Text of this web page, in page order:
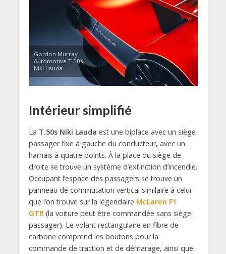
Gordon Murray
Automotive T.50s
Niki Lauda
Intérieur simplifié
La T.50s Niki Lauda est une biplace avec un siège
passager fixe à gauche du conducteur, avec un
harnais à quatre points. À la place du siège de
droite se trouve un système d’extinction d’incendie.
Occupant l’espace des passagers se trouve un
panneau de commutation vertical similaire à celui
que l’on trouve sur la légendaire McLaren F1
GTR (la voiture peut être commandée sans siège
passager). Le volant rectangulaire en fibre de
carbone comprend les boutons pour la
commande de traction et de démarage, ainsi que